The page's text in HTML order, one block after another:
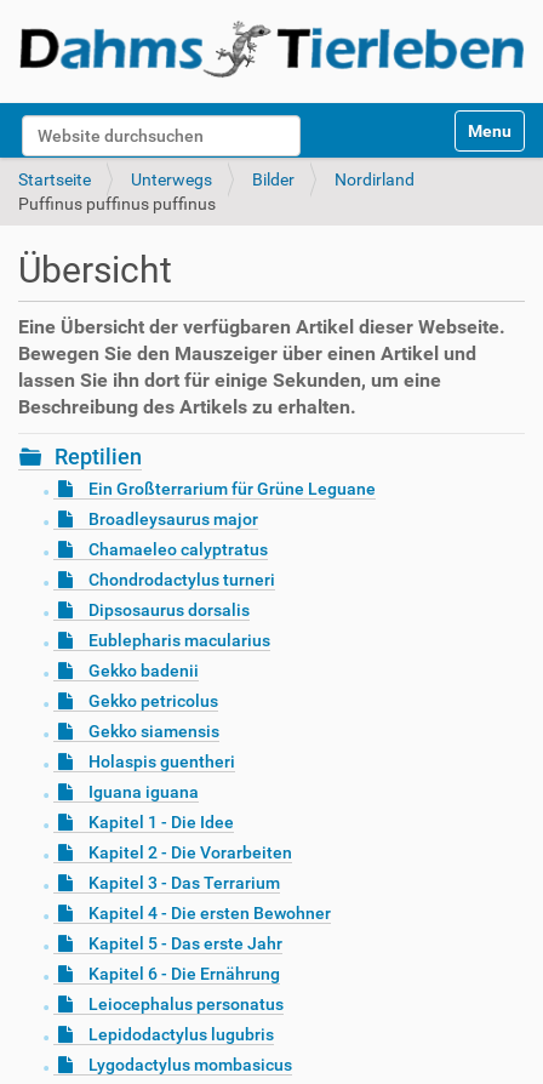
Website durchsuchen
k
Toggle
Startseite Unterwegs Bilder
Nordirland
Puffinus puffinus puffinus
Übersicht
Eine Übersicht der verfügbaren Artikel dieser Webseite.
Bewegen Sie den Mauszeiger über einen Artikel und
lassen Sie ihn dort für einige Sekunden, um eine
Beschreibung des Artikels zu erhalten.
Reptilien
Ein Großterrarium für Grüne Leguane
Broadleysaurus major
Chamaeleo calyptratus
Chondrodactylus turneri
Dipsosaurus dorsalis
Eublepharis macularius
Gekko badenii
Gekko petricolus
Gekko siamensis
Holaspis guentheri
Iguana iguana
Kapitel 1 - Die Idee
Kapitel 2 - Die Vorarbeiten
Kapitel 3 - Das Terrarium
Kapitel 4 - Die ersten Bewohner
Kapitel 5 - Das erste Jahr
Kapitel 6 - Die Ernährung
Leiocephalus personatus
Lepidodactylus lugubris
Lygodactylus mombasicus